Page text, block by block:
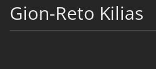
Gion-Reto Kilias